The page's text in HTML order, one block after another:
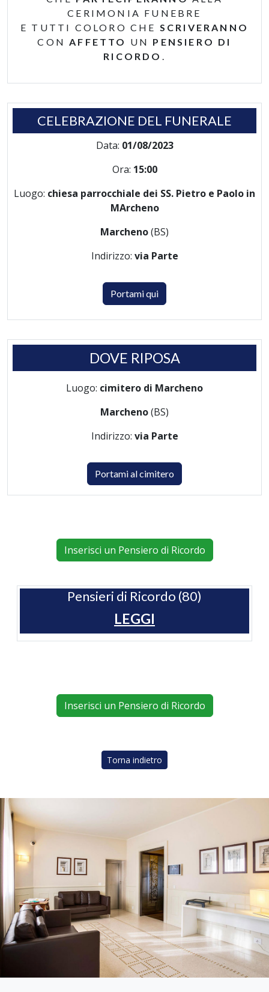
CERIMONIA FUNEBRE
E TUTTI COLORO CHE SCRIVERANNO
CONAFFETTO UN PENSIERO DI
RICORDO .
CELEBRAZIONE DEL FUNERALE
Data: 01/08/2023
Ora: 15:00
Luogo: chiesa parrocchiale dei SS. Pietro e Paolo in
MArcheno
Marcheno(BS)
Indirizzo: via Parte
Portami qui
DOVE RIPOSA
Luogo: cimitero di Marcheno
Marcheno(BS)
Indirizzo: via Parte
Portami al cimitero
Inserisci un Pensiero di Ricordo
Pensieri di Ricordo (80)
LEGGI
Inserisci un Pensiero di Ricordo
Torna indietro